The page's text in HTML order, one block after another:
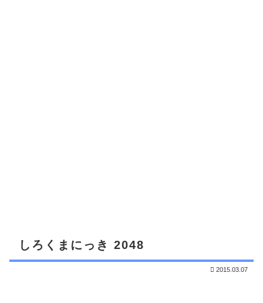
しろくまにっき 2048
2015.03.07